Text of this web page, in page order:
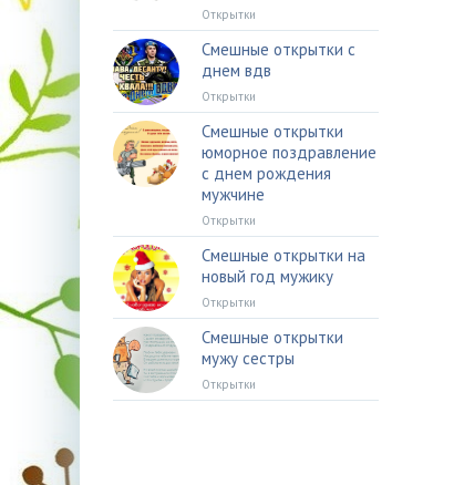
Открытки
Смешные открытки с
днем вдв
Открытки
Смешные открытки
юморное поздравление
с днем рождения
мужчине
Открытки
Смешные открытки на
новый год мужику
Открытки
Смешные открытки
мужу сестры
Открытки